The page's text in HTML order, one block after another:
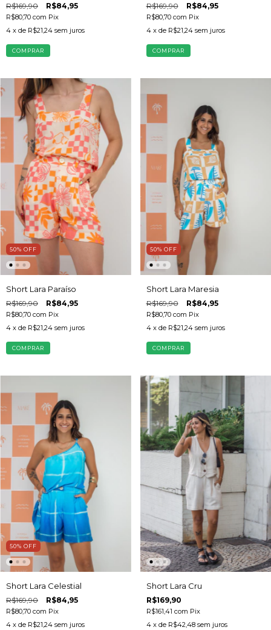
R$169,90 R$84,95
R$80,70 com Pix
4 x de R$21,24 sem juros
COMPRAR
R$169,90 R$84,95
R$80,70 com Pix
4 x de R$21,24 sem juros
COMPRAR
50% OFF
Short Lara Paraíso
R$169,90 R$84,95
R$80,70 com Pix
4 x de R$21,24 sem juros
COMPRAR
50% OFF
Short Lara Maresia
R$169,90 R$84,95
R$80,70 com Pix
4 x de R$21,24 sem juros
COMPRAR
50% OFF
Short Lara Celestial
R$169,90 R$84,95
R$80,70 com Pix
4 x de R$21,24 sem juros
Short Lara Cru
R$169,90
R$161,41 com Pix
4 x de R$42,48 sem juros